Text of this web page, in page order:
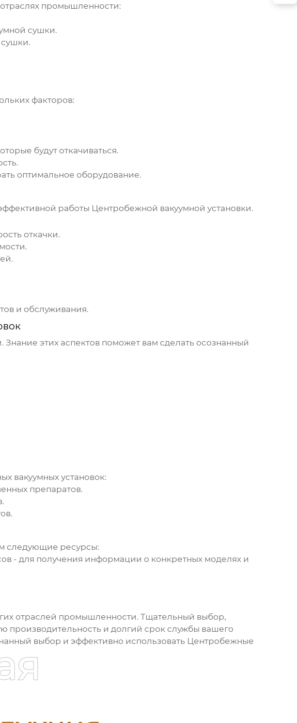
промышленности:
сушки.
факторов:
будут откачиваться.
оптимальное оборудование.
работы Центробежной вакуумной установки.
откачки.
и обслуживания.
этих аспектов поможет вам сделать осознанный
вакуумных установок:
препаратов.
следующие ресурсы:
- для получения информации о конкретных моделях и
отраслей промышленности. Тщательный выбор,
производительность и долгий срок службы вашего
выбор и эффективно использовать Центробежные